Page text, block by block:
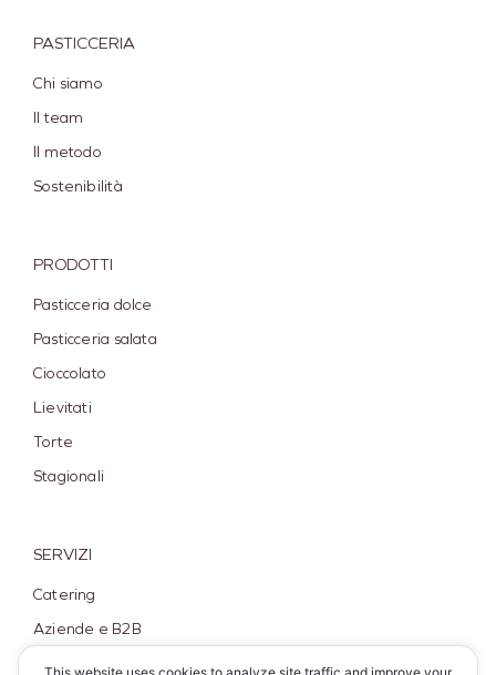
PASTICCERIA
Chi siamo
Il team
Il metodo
Sostenibilità
PRODOTTI
Pasticceria dolce
Pasticceria salata
Cioccolato
Lievitati
Torte
Stagionali
SERVIZI
Catering
Aziende e B2B
Spedizioni